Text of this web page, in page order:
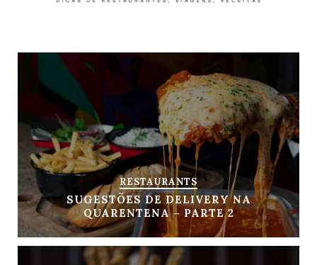
RESTAURANTS
SUGESTÕES DE DELIVERY NA
QUARENTENA – PARTE 2